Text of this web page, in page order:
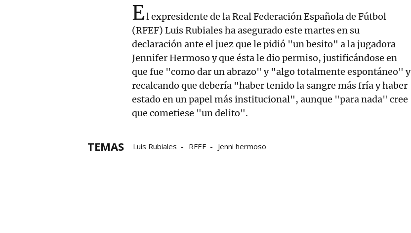
El expresidente de la Real Federación Española de Fútbol
(RFEF) Luis Rubiales ha asegurado este martes en su
declaración ante el juez que le pidió "un besito" a la jugadora
Jennifer Hermoso y que ésta le dio permiso, justificándose en
que fue "como dar un abrazo" y "algo totalmente espontáneo" y
recalcando que debería "haber tenido la sangre más fría y haber
estado en un papel más institucional", aunque "para nada" cree
que cometiese "un delito".
TEMAS Luis Rubiales RFEF Jenni hermoso